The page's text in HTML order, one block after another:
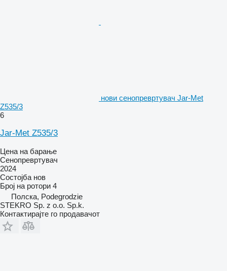
нови сенопревртувач Jar-Met
Z535/3
6
Jar-Met Z535/3
Цена на барање
Сенопревртувач
2024
Состојба нов
Број на ротори 4
Полска, Podegrodzie
STEKRO Sp. z o.o. Sp.k.
Контактирајте го продавачот